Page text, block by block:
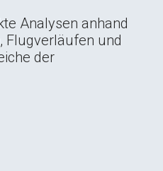
Analysen anhand
Flugverläufen und
der